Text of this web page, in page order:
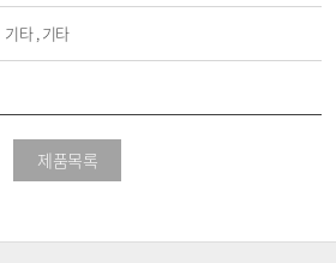
기타 , 기타
제품목록